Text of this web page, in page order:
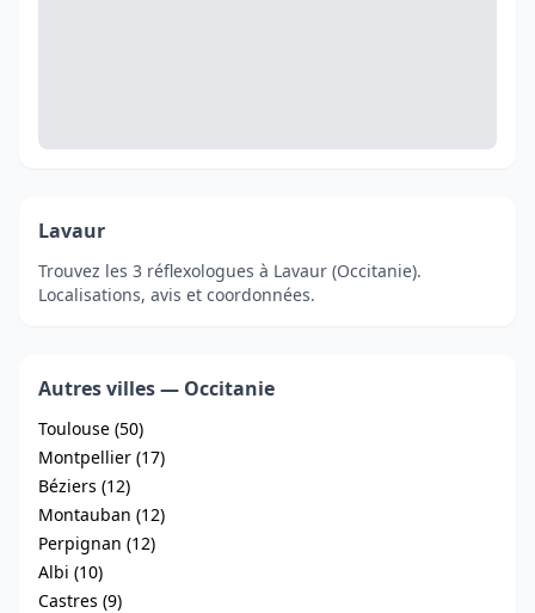
Lavaur
Trouvez les 3 réflexologues à Lavaur (Occitanie).
Localisations, avis et coordonnées.
Autres villes — Occitanie
Toulouse (50)
Montpellier (17)
Béziers (12)
Montauban (12)
Perpignan (12)
Albi (10)
Castres (9)